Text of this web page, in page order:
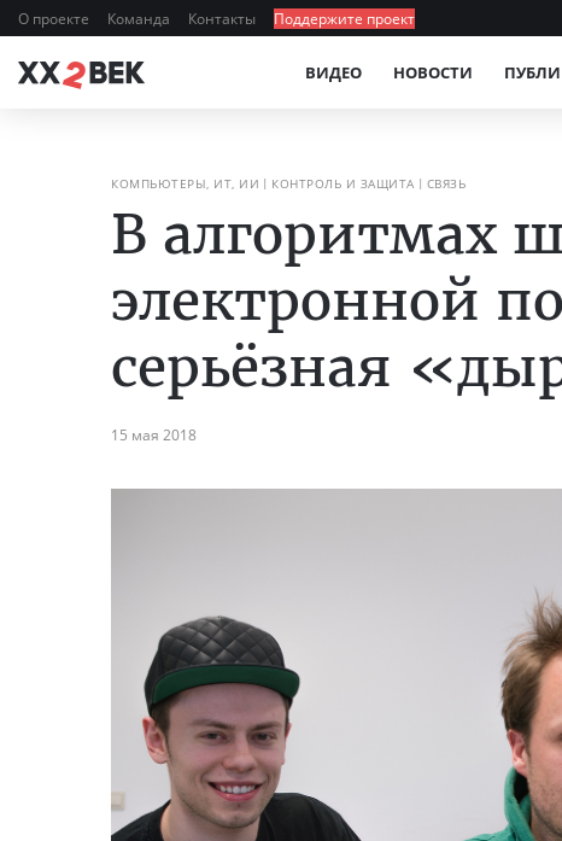
О проекте Команда Контакты Поддержите проект
ВИДЕО НОВОСТИ
КОМПЬЮТЕРЫ, ИТ, ИИ КОНТРОЛЬ И ЗАЩИТА СВЯЗЬ
В алгоритмах
электронной
серьёзная
15 мая 2018